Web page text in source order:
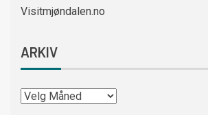
Visitmjøndalen.no
ARKIV